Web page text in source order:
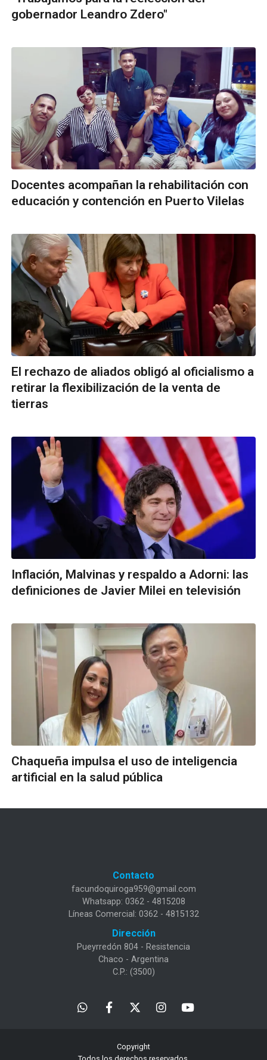
gobernador Leandro Zdero"
Docentes acompañan la rehabilitación con
educación y contención en Puerto Vilelas
El rechazo de aliados obligó al oficialismo a
retirar la flexibilización de la venta de
tierras
Inflación, Malvinas y respaldo a Adorni: las
definiciones de Javier Milei en televisión
Chaqueña impulsa el uso de inteligencia
artificial en la salud pública
Contacto
facundoquiroga959@gmail.com
Whatsapp: 0362 - 4815208
Líneas Comercial: 0362 - 4815132
Dirección
Pueyrredón 804 - Resistencia
Chaco - Argentina
C.P.: (3500)
Copyright